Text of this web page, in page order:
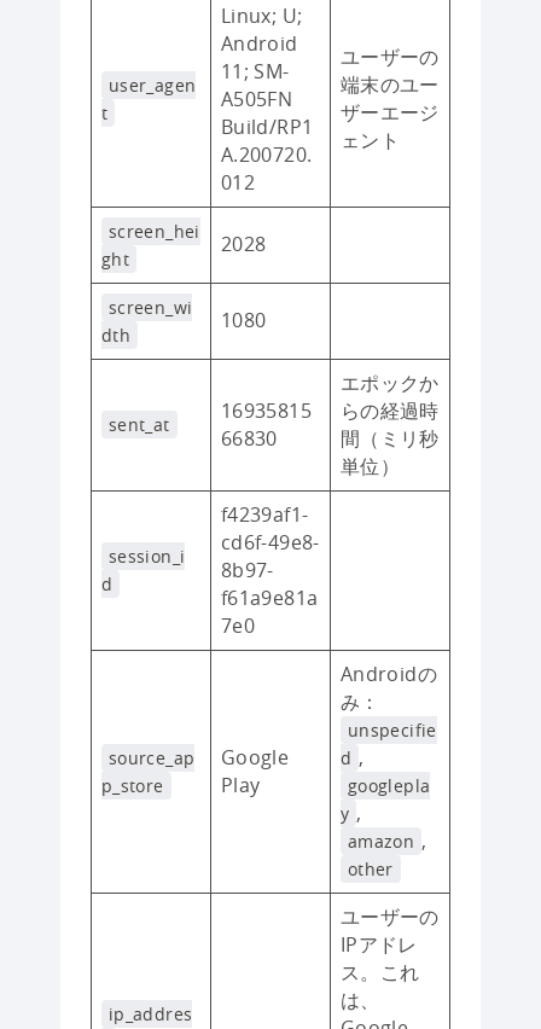
user_agen
t
Linux; U;
Android
11; SM-
A505FN
Build/RP1
A.200720.
012
ユーザーの
端末のユー
ザーエージ
ェント
screen_hei
ght
2028
screen_wi
dth
1080
sent_at
16935815
66830
エポックか
らの経過時
間（ミリ秒
単位）
session_i
d
f4239af1-
cd6f-49e8-
8b97-
f61a9e81a
7e0
source_ap
p_store
Google
Play
Androidの
み：
unspecifie
d ,
googlepla
y ,
amazon ,
other
ip_addres
ユーザーの
IPアドレ
ス。これ
は、